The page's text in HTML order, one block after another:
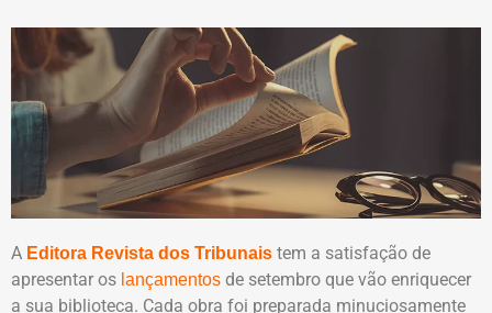
A Editora Revista dos Tribunais tem a satisfação de
apresentar os lançamentos de setembro que vão enriquecer
a sua biblioteca. Cada obra foi preparada minuciosamente